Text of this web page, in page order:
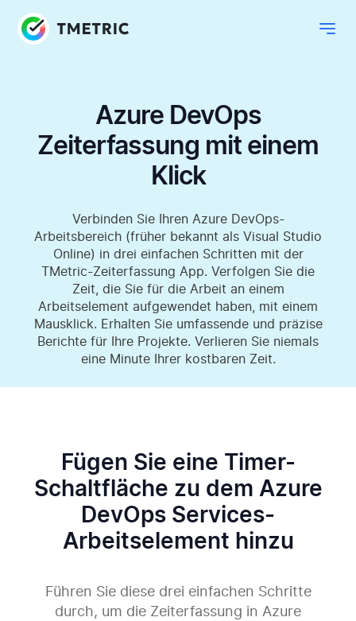
Azure DevOps
Zeiterfassung mit einem
Klick
Verbinden Sie Ihren Azure DevOps-
Arbeitsbereich (früher bekannt als Visual Studio
Online) in drei einfachen Schritten mit der
TMetric-Zeiterfassung App. Verfolgen Sie die
Zeit, die Sie für die Arbeit an einem
Arbeitselement aufgewendet haben, mit einem
Mausklick. Erhalten Sie umfassende und präzise
Berichte für Ihre Projekte. Verlieren Sie niemals
eine Minute Ihrer kostbaren Zeit.
Fügen Sie eine Timer-
Schaltfläche zu dem Azure
DevOps Services-
Arbeitselement hinzu
Führen Sie diese drei einfachen Schritte
durch, um die Zeiterfassung in Azure